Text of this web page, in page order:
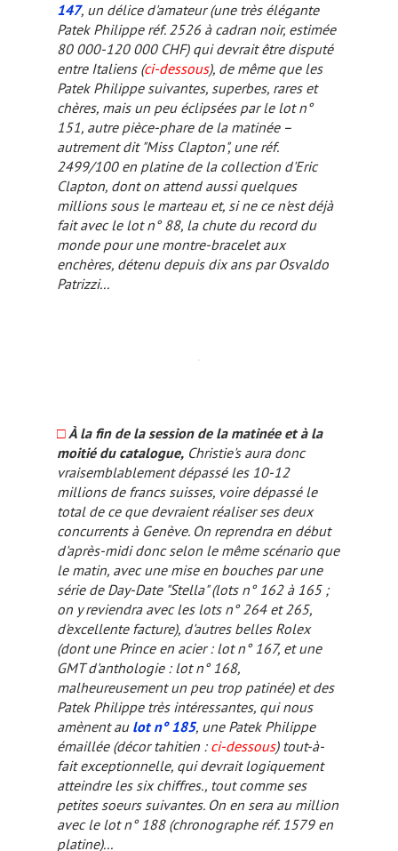
147, un délice d'amateur (une très élégante
Patek Philippe réf. 2526 à cadran noir, estimée
80 000-120 000 CHF) qui devrait être disputé
entre Italiens (ci-dessous), de même que les
Patek Philippe suivantes, superbes, rares et
chères, mais un peu éclipsées par le lot n°
151, autre pièce-phare de la matinée –
autrement dit "Miss Clapton", une réf.
2499/100 en platine de la collection d'Eric
Clapton, dont on attend aussi quelques
millions sous le marteau et, si ne ce n'est déjà
fait avec le lot n° 88, la chute du record du
monde pour une montre-bracelet aux
enchères, détenu depuis dix ans par Osvaldo
Patrizzi...
□À la fin de la session de la matinée et à la
moitié du catalogue, Christie's aura donc
vraisemblablement dépassé les 10-12
millions de francs suisses, voire dépassé le
total de ce que devraient réaliser ses deux
concurrents à Genève. On reprendra en début
d'après-midi donc selon le même scénario que
le matin, avec une mise en bouches par une
série de Day-Date "Stella" (lots n° 162 à 165 ;
on y reviendra avec les lots n° 264 et 265,
d'excellente facture), d'autres belles Rolex
(dont une Prince en acier : lot n° 167, et une
GMT d'anthologie : lot n° 168,
malheureusement un peu trop patinée) et des
Patek Philippe très intéressantes, qui nous
amènent au lot n° 185, une Patek Philippe
émaillée (décor tahitien : ci-dessous) tout-à-
fait exceptionnelle, qui devrait logiquement
atteindre les six chiffres., tout comme ses
petites soeurs suivantes. On en sera au million
avec le lot n° 188 (chronographe réf. 1579 en
platine)...